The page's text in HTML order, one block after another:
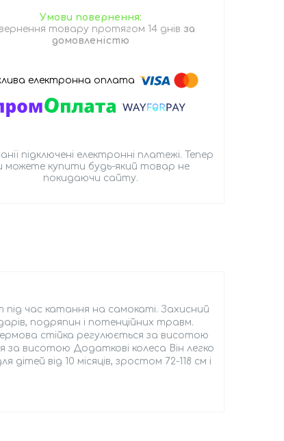
товару протягом 14 днів за
домовленістю
підключені електронні платежі. Тепер
можете купити будь-який товар не
покидаючи сайту.
час катання на самокаті. Захисний
подряпин і потенційних травм.
стійка регулюється за висотою
за висотою Додаткові колеса Він легко
від 10 місяців, зростом 72-118 см і